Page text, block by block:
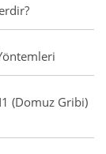
(Domuz Gribi)